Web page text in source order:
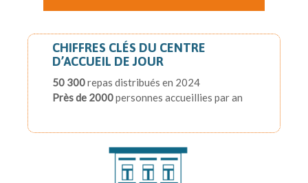
CHIFFRES CLÉS DU CENTRE
D’ACCUEIL DE JOUR
50 300repas distribués en 2024
Près de 2000personnes accueillies par an